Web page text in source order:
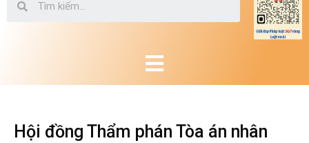
Hội đồng Thẩm phán Tòa án nhân